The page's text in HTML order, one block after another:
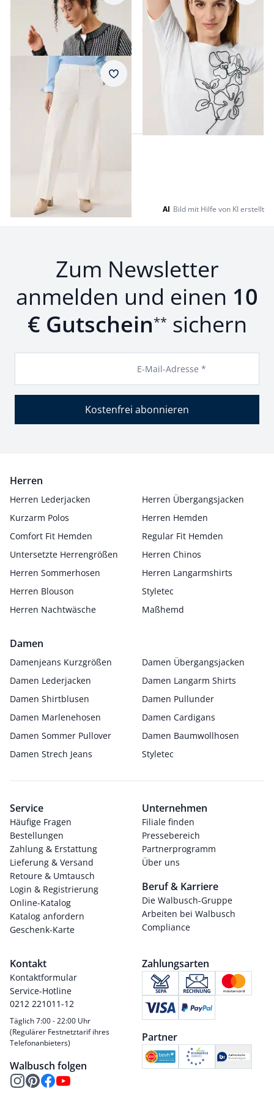
ab
€ 79,99
Kordelstickerei
ab
€ 34,99
Passform Regular Fit.
Marlenehose mit Struktur
ab
€ 139,99
Merkzettel
AI Bild mit Hilfe von KI erstellt
Zum Newsletter
anmelden und einen 10
€ Gutschein** sichern
E-Mail-Adresse *
Kostenfrei abonnieren
Herren
Herren Lederjacken
Herren Übergangsjacken
Kurzarm Polos
Herren Hemden
Comfort Fit Hemden
Regular Fit Hemden
Untersetzte Herrengrößen
Herren Chinos
Herren Sommerhosen
Herren Langarmshirts
Herren Blouson
Styletec
Herren Nachtwäsche
Maßhemd
Damen
Damenjeans Kurzgrößen
Damen Übergangsjacken
Damen Lederjacken
Damen Langarm Shirts
Damen Shirtblusen
Damen Pullunder
Damen Marlenehosen
Damen Cardigans
Damen Sommer Pullover
Damen Baumwollhosen
Damen Strech Jeans
Styletec
Service
Häufige Fragen
Bestellungen
Zahlung & Erstattung
Lieferung & Versand
Retoure & Umtausch
Login & Registrierung
Online-Katalog
Katalog anfordern
Geschenk-Karte
Unternehmen
Filiale finden
Pressebereich
Partnerprogramm
Über uns
Beruf & Karriere
Die Walbusch-Gruppe
Arbeiten bei Walbusch
Compliance
Kontakt
Kontaktformular
Service-Hotline
0212 221011-12
Täglich 7:00 - 22:00 Uhr
(Regulärer Festnetztarif ihres
Telefonanbieters)
Walbusch folgen
Zahlungsarten
Partner